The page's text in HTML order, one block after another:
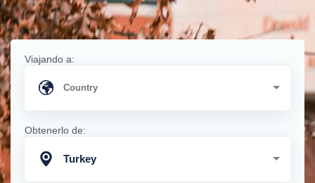
Viajando a:
Obtenerlo de:
Turkey